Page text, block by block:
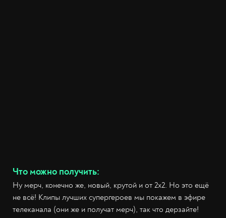
Что можно получить:
Ну мерч, конечно же, новый, крутой и от 2х2. Но это ещё
не всё! Клипы лучших супергероев мы покажем в эфире
телеканала (они же и получат мерч), так что дерзайте!